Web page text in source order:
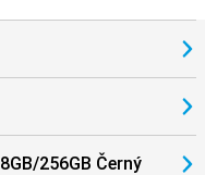
256GB Černý